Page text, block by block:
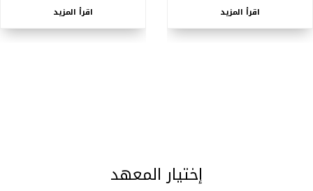
اقرأ المزيد اقرأ المزيد
إختيار المعهد